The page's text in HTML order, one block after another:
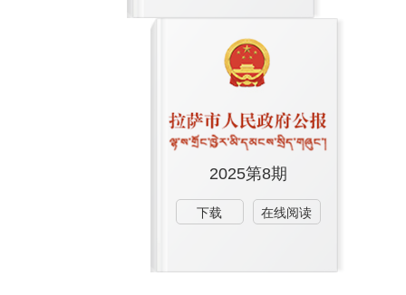
2025第8期
下载 在线阅读